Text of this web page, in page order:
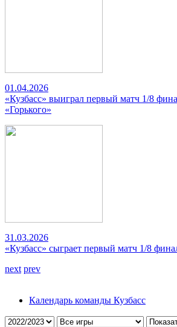
01.04.2026
«Кузбасс» выиграл первый матч 1/8
«Горького»
31.03.2026
«Кузбасс» сыграет первый матч 1/8
next prev
Календарь команды Кузбасс